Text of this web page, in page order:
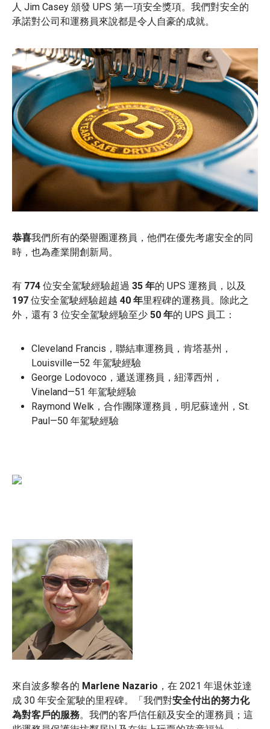
人 Jim Casey 頒發 UPS 第一項安全獎項。我們對安全的
承諾對公司和運務員來說都是令人自豪的成就。
恭喜我們所有的榮譽圈運務員，他們在優先考慮安全的同
時，也為產業開創新局。
有 774 位安全駕駛經驗超過 35 年的 UPS 運務員，以及
197 位安全駕駛經驗超越 40 年里程碑的運務員。除此之
外，還有 3 位安全駕駛經驗至少 50 年的 UPS 員工：
Cleveland Francis，聯結車運務員，肯塔基州，
Louisville—52 年駕駛經驗
George Lodovoco，遞送運務員，紐澤西州，
Vineland—51 年駕駛經驗
Raymond Welk，合作團隊運務員，明尼蘇達州，St.
Paul—50 年駕駛經驗
來自波多黎各的 Marlene Nazario ，在 2021 年退休並達
成 30 年安全駕駛的里程碑。「我們對安全付出的努力化
為對客戶的服務。我們的客戶信任顧及安全的運務員；這